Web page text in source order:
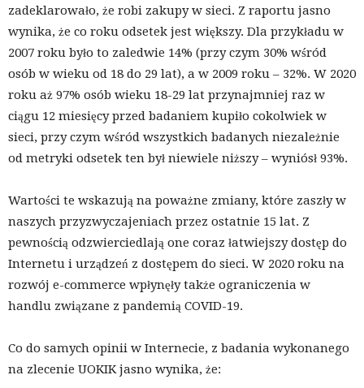
zadeklarowało, że robi zakupy w sieci. Z raportu jasno
wynika, że co roku odsetek jest większy. Dla przykładu w
2007 roku było to zaledwie 14% (przy czym 30% wśród
osób w wieku od 18 do 29 lat), a w 2009 roku – 32%. W 2020
roku aż 97% osób wieku 18-29 lat przynajmniej raz w
ciągu 12 miesięcy przed badaniem kupiło cokolwiek w
sieci, przy czym wśród wszystkich badanych niezależnie
od metryki odsetek ten był niewiele niższy – wyniósł 93%.
Wartości te wskazują na poważne zmiany, które zaszły w
naszych przyzwyczajeniach przez ostatnie 15 lat. Z
pewnością odzwierciedlają one coraz łatwiejszy dostęp do
Internetu i urządzeń z dostępem do sieci. W 2020 roku na
rozwój e-commerce wpłynęły także ograniczenia w
handlu związane z pandemią COVID-19.
Co do samych opinii w Internecie, z badania wykonanego
na zlecenie UOKIK jasno wynika, że: